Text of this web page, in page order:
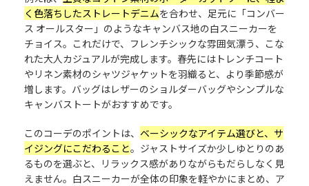
く色落ちしたストレートデニムを合わせ、足元に「コンバー
ス オールスター」のようなキャンバス地の白スニーカーを
チョイス。これだけで、フレンチシックな雰囲気漂う、こな
れた大人カジュアルが完成します。春先にはトレンチコート
やリネン素材のシャツジャケットを羽織ると、より季節感が
増します。バッグはレザーのショルダーバッグやシンプルな
キャンバストートがおすすめです。
このコーデのポイントは、 ベーシックなアイテム選びと、サ
イジングにこだわること。ジャストサイズか少しゆとりのあ
るものを選ぶと、リラックス感がありながらもだらしなく見
えません。白スニーカーが全体の印象を軽やかにまとめ、ア